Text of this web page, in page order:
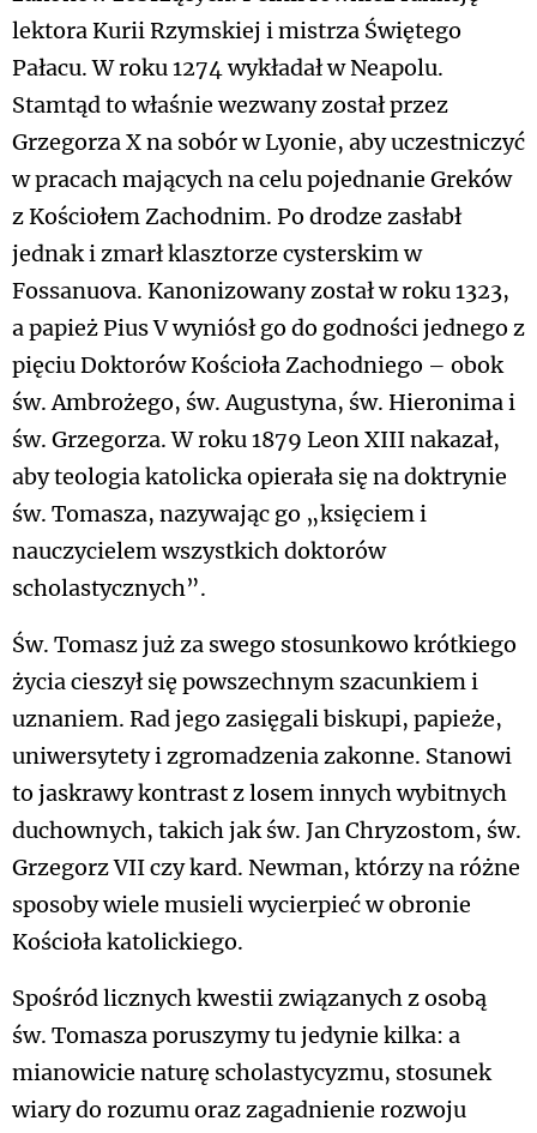
lektora Kurii Rzymskiej i mistrza Świętego
Pałacu. W roku 1274 wykładał w Neapolu.
Stamtąd to właśnie wezwany został przez
Grzegorza X na sobór w Lyonie, aby uczestniczyć
w pracach mających na celu pojednanie Greków
z Kościołem Zachodnim. Po drodze zasłabł
jednak i zmarł klasztorze cysterskim w
Fossanuova. Kanonizowany został w roku 1323,
a papież Pius V wyniósł go do godności jednego z
pięciu Doktorów Kościoła Zachodniego – obok
św. Ambrożego, św. Augustyna, św. Hieronima i
św. Grzegorza. W roku 1879 Leon XIII nakazał,
aby teologia katolicka opierała się na doktrynie
św. Tomasza, nazywając go „księciem i
nauczycielem wszystkich doktorów
scholastycznych”.
Św. Tomasz już za swego stosunkowo krótkiego
życia cieszył się powszechnym szacunkiem i
uznaniem. Rad jego zasięgali biskupi, papieże,
uniwersytety i zgromadzenia zakonne. Stanowi
to jaskrawy kontrast z losem innych wybitnych
duchownych, takich jak św. Jan Chryzostom, św.
Grzegorz VII czy kard. Newman, którzy na różne
sposoby wiele musieli wycierpieć w obronie
Kościoła katolickiego.
Spośród licznych kwestii związanych z osobą
św. Tomasza poruszymy tu jedynie kilka: a
mianowicie naturę scholastycyzmu, stosunek
wiary do rozumu oraz zagadnienie rozwoju